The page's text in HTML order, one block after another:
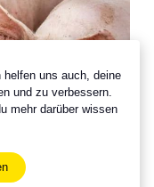
uns auch, deine
und zu verbessern.
mehr darüber wissen
der Schweine